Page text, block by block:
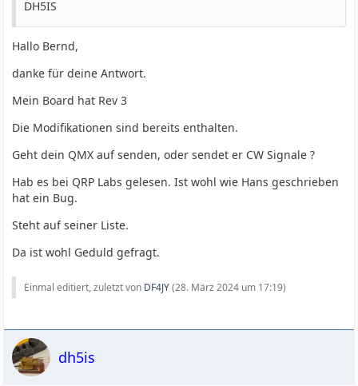
DH5IS
Hallo Bernd,
danke für deine Antwort.
Mein Board hat Rev 3
Die Modifikationen sind bereits enthalten.
Geht dein QMX auf senden, oder sendet er CW Signale ?
Hab es bei QRP Labs gelesen. Ist wohl wie Hans geschrieben
hat ein Bug.
Steht auf seiner Liste.
Da ist wohl Geduld gefragt.
Einmal editiert, zuletzt von DF4JY(28. März 2024 um 17:19)
dh5is